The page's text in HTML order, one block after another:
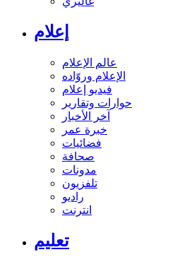
إعلام
عالم الإعلام
الإعلام وروّاده
فيديو إعلام
حوارات وتقارير
آخر الأخبار
خبرة عمر
فضائيات
صحافة
مدونات
تلفزيون
راديو
انترنت
تعليم